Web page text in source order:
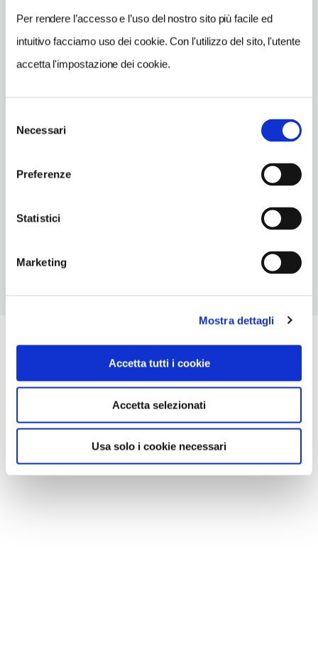
Per rendere l’accesso e l’uso del nostro sito più facile ed
intuitivo facciamo uso dei cookie. Con l'utilizzo del sito, l'utente
accetta l'impostazione dei cookie.
delNecessari
Preferenze
Statistici
Marketing
Mostra dettagli
Accetta tutti i cookie
Accetta selezionati
Usa solo i cookie necessari
SITO WEB
INDIRIZZO EMAIL
055875141
Apertura: lunedì-domenica a richiesta. Apertura/Chiusura
CONDIZIONI DI VISITA